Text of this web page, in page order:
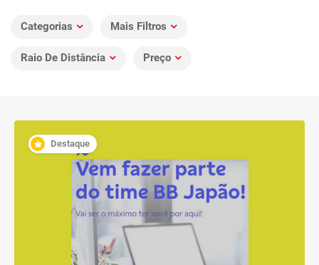
Categorias Mais Filtros
Raio De Distância Preço
Destaque